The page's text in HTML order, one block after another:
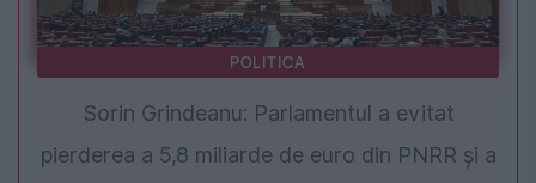
POLITICA
Sorin Grindeanu: Parlamentul a evitat
pierderea a 5,8 miliarde de euro din PNRR și a